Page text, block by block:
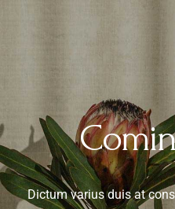
Dictum varius duis at